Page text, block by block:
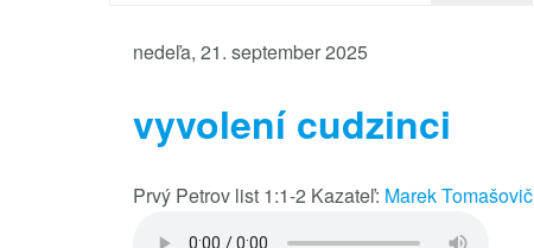
nedeľa, 21. september 2025
vyvolení cudzinci
Prvý Petrov list 1:1-2 Kazateľ: Marek Tomašovič